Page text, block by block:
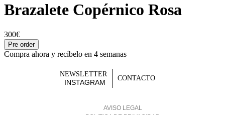
Brazalete Copérnico Rosa
300€
Pre order
Compra ahora y recíbelo en 4 semanas
NEWSLETTER
INSTAGRAM
CONTACTO
AVISO LEGAL